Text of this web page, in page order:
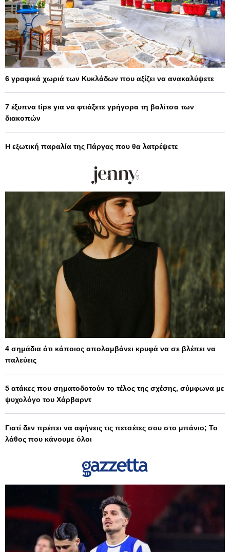
6 γραφικά χωριά των Κυκλάδων που αξίζει να ανακαλύψετε
7 έξυπνα tips για να φτιάξετε γρήγορα τη βαλίτσα των
διακοπών
Η εξωτική παραλία της Πάργας που θα λατρέψετε
4 σημάδια ότι κάποιος απολαμβάνει κρυφά να σε βλέπει να
παλεύεις
5 ατάκες που σηματοδοτούν το τέλος της σχέσης, σύμφωνα με
ψυχολόγο του Χάρβαρντ
Γιατί δεν πρέπει να αφήνεις τις πετσέτες σου στο μπάνιο; Το
λάθος που κάνουμε όλοι